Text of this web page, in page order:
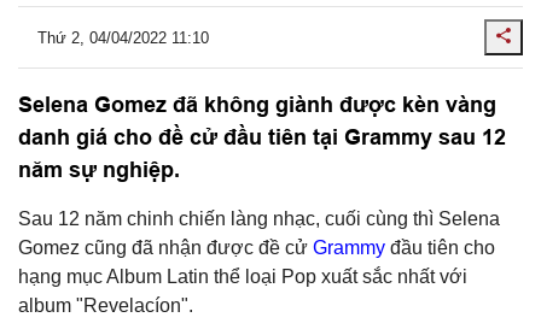
Thứ 2, 04/04/2022 11:10
Selena Gomez đã không giành được kèn vàng
danh giá cho đề cử đầu tiên tại Grammy sau 12
năm sự nghiệp.
Sau 12 năm chinh chiến làng nhạc, cuối cùng thì Selena
Gomez cũng đã nhận được đề cử Grammy đầu tiên cho
hạng mục Album Latin thể loại Pop xuất sắc nhất với
album "Revelacíon".